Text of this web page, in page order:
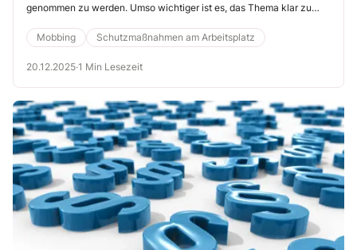
genommen zu werden. Umso wichtiger ist es, das Thema klar zu
Was ist Mobbing und was eben nicht?
Mobbing Schutzmaßnahmen am Arbeitsplatz
20.12.2025·1 Min Lesezeit